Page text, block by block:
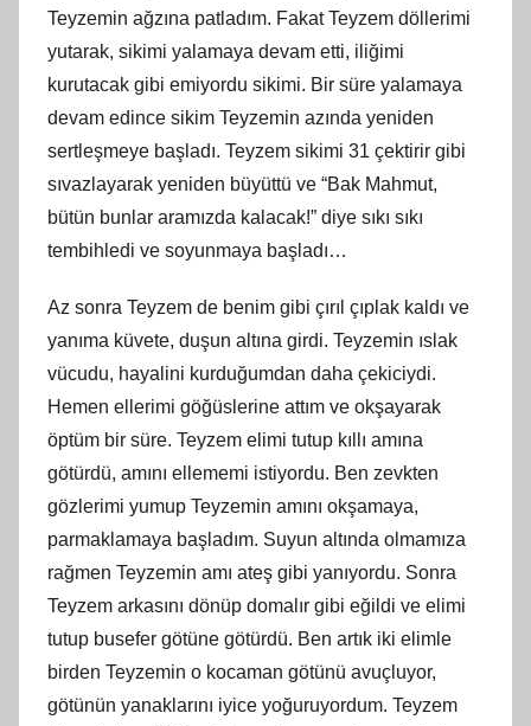
Teyzemin ağzına patladım. Fakat Teyzem döllerimi
yutarak, sikimi yalamaya devam etti, iliğimi
kurutacak gibi emiyordu sikimi. Bir süre yalamaya
devam edince sikim Teyzemin azında yeniden
sertleşmeye başladı. Teyzem sikimi 31 çektirir gibi
sıvazlayarak yeniden büyüttü ve “Bak Mahmut,
bütün bunlar aramızda kalacak!” diye sıkı sıkı
tembihledi ve soyunmaya başladı…
Az sonra Teyzem de benim gibi çırıl çıplak kaldı ve
yanıma küvete, duşun altına girdi. Teyzemin ıslak
vücudu, hayalini kurduğumdan daha çekiciydi.
Hemen ellerimi göğüslerine attım ve okşayarak
öptüm bir süre. Teyzem elimi tutup kıllı amına
götürdü, amını ellememi istiyordu. Ben zevkten
gözlerimi yumup Teyzemin amını okşamaya,
parmaklamaya başladım. Suyun altında olmamıza
rağmen Teyzemin amı ateş gibi yanıyordu. Sonra
Teyzem arkasını dönüp domalır gibi eğildi ve elimi
tutup busefer götüne götürdü. Ben artık iki elimle
birden Teyzemin o kocaman götünü avuçluyor,
götünün yanaklarını iyice yoğuruyordum. Teyzem